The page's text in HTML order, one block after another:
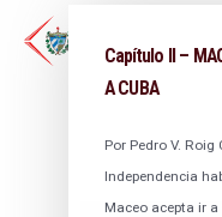
Capítulo II –
A CUBA
Por Pedro V. Roig
Independencia
Maceo acepta ir